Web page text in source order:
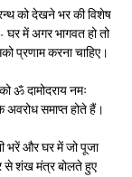
को देखने भर की विशेष
घर में अगर भागवत हो तो
प्रणाम करना चाहिए।
ॐ दामोदराय नमः
समाप्त होते हैं।
भरें और घर में जो पूजा
से शंख मंत्र बोलते हुए